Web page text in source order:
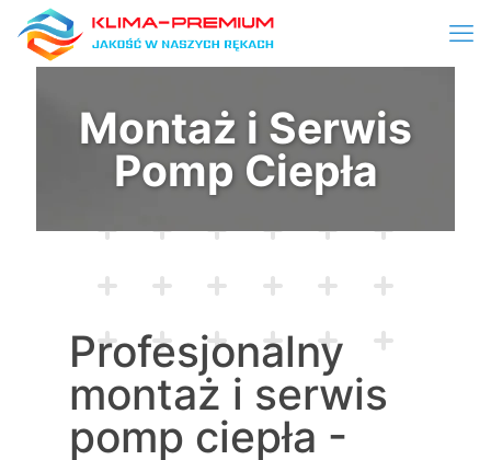
Montaż i Serwis
Pomp Ciepła
Profesjonalny
montaż i serwis
pomp ciepła -